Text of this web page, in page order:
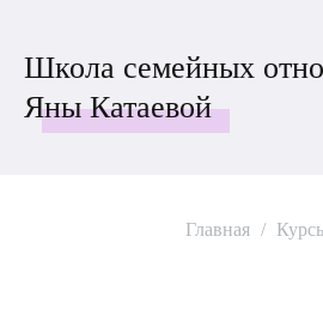
Школа семейных
Яны Катаевой
Главная /